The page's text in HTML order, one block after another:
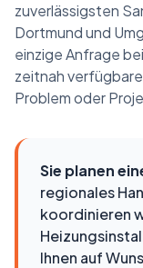
zuverlässigsten
Dortmund und
einzige Anfrage
zeitnah
Problem oder
Sie planen
regionales
koordinieren
Ihnen auf